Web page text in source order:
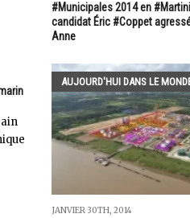
#Municipales 2014 en
candidat Éric #Coppet
Anne
AUJOURD'HUI DANS LE
JANVIER 30TH, 2014